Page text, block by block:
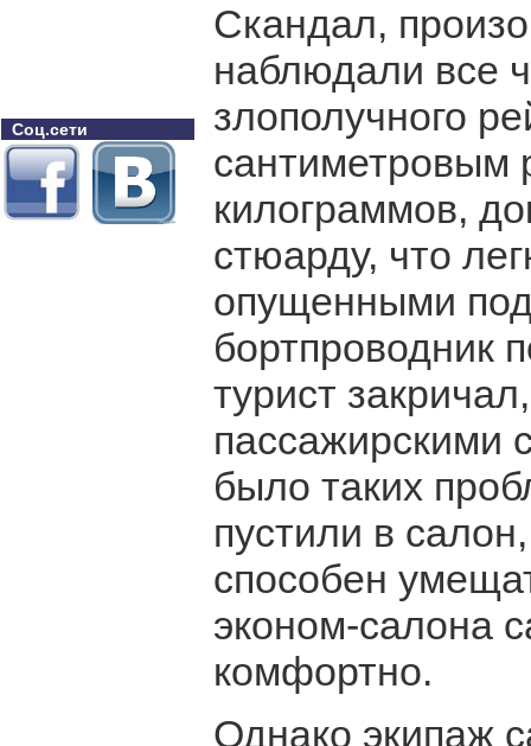
Соц.сети
Скандал,
наблюдали все
злополучного
сантиметровым
килограммов,
стюарду, что
опущенными
бортпроводник
турист
пассажирскими
было таких
пустили в
способен
эконом-салона
комфортно.
Однако экипаж